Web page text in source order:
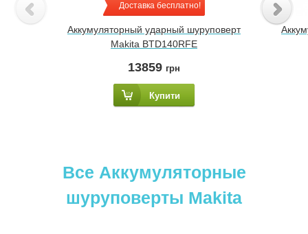
Доставка бесплатно!
Аккумуляторный ударный шуруповерт
Makita BTD140RFE
13859 грн
Купити
Все Аккумуляторные
шуруповерты Makita